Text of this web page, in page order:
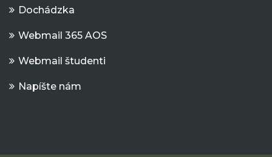
Dochádzka
Webmail 365 AOS
Webmail študenti
Napíšte nám